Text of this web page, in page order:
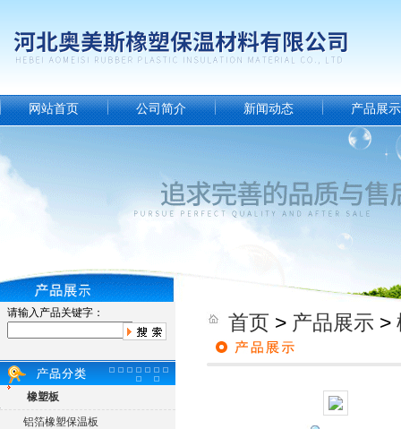
网站首页 公司简介 新闻动态 产品展示
请输入产品关键字：
橡塑板
铝箔橡塑保温板
首页 > 产品展示 >